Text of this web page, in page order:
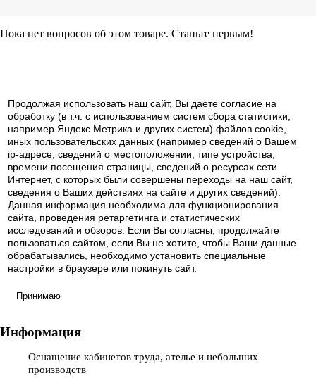
Пока нет вопросов об этом товаре. Станьте первым!
Продолжая использовать наш cайт, Вы даете согласие на
обработку (в т.ч. с использованием систем сбора статистики,
например Яндекс.Метрика и других систем) файлов cookie,
иных пользовательских данных (например сведений о Вашем
ip-адресе, сведений о местоположении, типе устройства,
времени посещения страницы, сведений о ресурсах сети
Интернет, с которых были совершены переходы на наш сайт,
сведения о Ваших действиях на сайте и других сведений).
Данная информация необходима для функционирования
сайта, проведения ретаргетинга и статистических
исследований и обзоров. Если Вы согласны, продолжайте
пользоваться сайтом, если Вы не хотите, чтобы Ваши данные
обрабатывались, необходимо установить специальные
настройки в браузере или покинуть сайт.
Принимаю
Информация
Оснащение кабинетов труда, ателье и небольших
производств